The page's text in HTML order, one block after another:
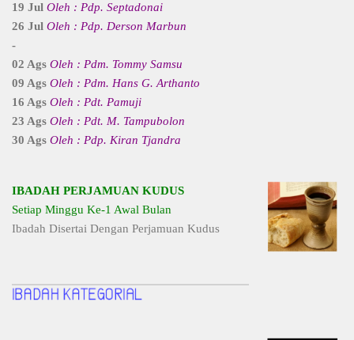
19 Jul Oleh : Pdp. Septadonai
26 Jul Oleh : Pdp. Derson Marbun
-
02 Ags Oleh : Pdm. Tommy Samsu
09 Ags Oleh : Pdm. Hans G. Arthanto
16 Ags Oleh : Pdt. Pamuji
23 Ags Oleh : Pdt. M. Tampubolon
30 Ags Oleh : Pdp. Kiran Tjandra
IBADAH PERJAMUAN KUDUS
Setiap Minggu Ke-1 Awal Bulan
Ibadah Disertai Dengan Perjamuan Kudus